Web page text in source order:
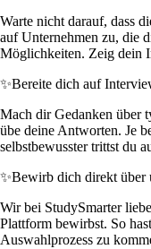
Warte nicht darauf, dass
auf Unternehmen zu, die
Möglichkeiten. Zeig dein
✨Bereite dich auf
Mach dir Gedanken über
übe deine Antworten. Je
selbstbewusster trittst du
✨Bewirb dich direkt über
Wir bei StudySmarter
Plattform bewirbst. So
Auswahlprozess zu